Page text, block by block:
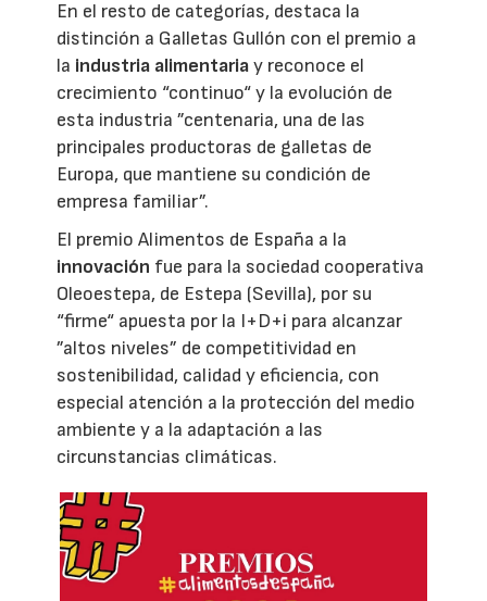
En el resto de categorías, destaca la
distinción a Galletas Gullón con el premio a
la industria alimentariay reconoce el
crecimiento “continuo“ y la evolución de
esta industria ”centenaria, una de las
principales productoras de galletas de
Europa, que mantiene su condición de
empresa familiar”.
El premio Alimentos de España a la
innovación fue para la sociedad cooperativa
Oleoestepa, de Estepa (Sevilla), por su
“firme“ apuesta por la I+D+i para alcanzar
”altos niveles” de competitividad en
sostenibilidad, calidad y eficiencia, con
especial atención a la protección del medio
ambiente y a la adaptación a las
circunstancias climáticas.